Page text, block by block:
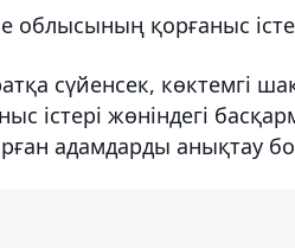
облысының қорғаныс
сүйенсек, көктемгі
істері жөніндегі
адамдарды анықтау